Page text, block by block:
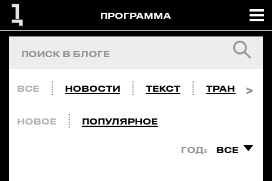
ПРОГРАММА
ВСЕ НОВОСТИ ТЕКСТ
НОВОЕ ПОПУЛЯРНОЕ
ГОД: ВСЕ